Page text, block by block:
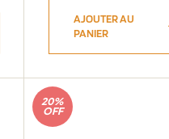
AJOUTER AU
PANIER
20%
OFF